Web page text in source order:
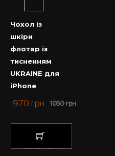
Чохол із
шкіри
флотар із
тисненням
UKRAINE для
iPhone
1080грн
970 грн
КУПИТИ